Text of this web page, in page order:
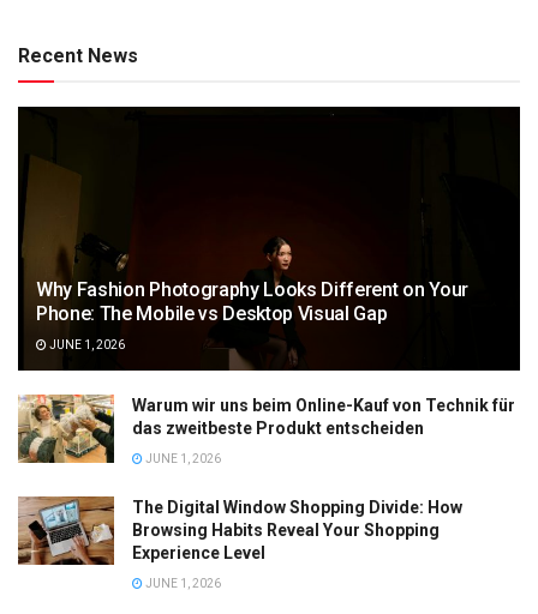
Recent News
Why Fashion Photography Looks Different on Your
Phone: The Mobile vs Desktop Visual Gap
JUNE 1, 2026
Warum wir uns beim Online-Kauf von Technik für
das zweitbeste Produkt entscheiden
JUNE 1, 2026
The Digital Window Shopping Divide: How
Browsing Habits Reveal Your Shopping
Experience Level
JUNE 1, 2026